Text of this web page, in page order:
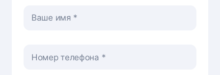
Ваше имя
Номер телефона